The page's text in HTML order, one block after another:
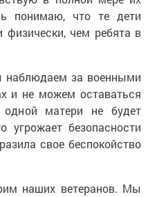
понимаю, что те дети
физически, чем ребята в
наблюдаем за военными
и не можем оставаться
матери не будет
угрожает безопасности
свое беспокойство
наших ветеранов. Мы